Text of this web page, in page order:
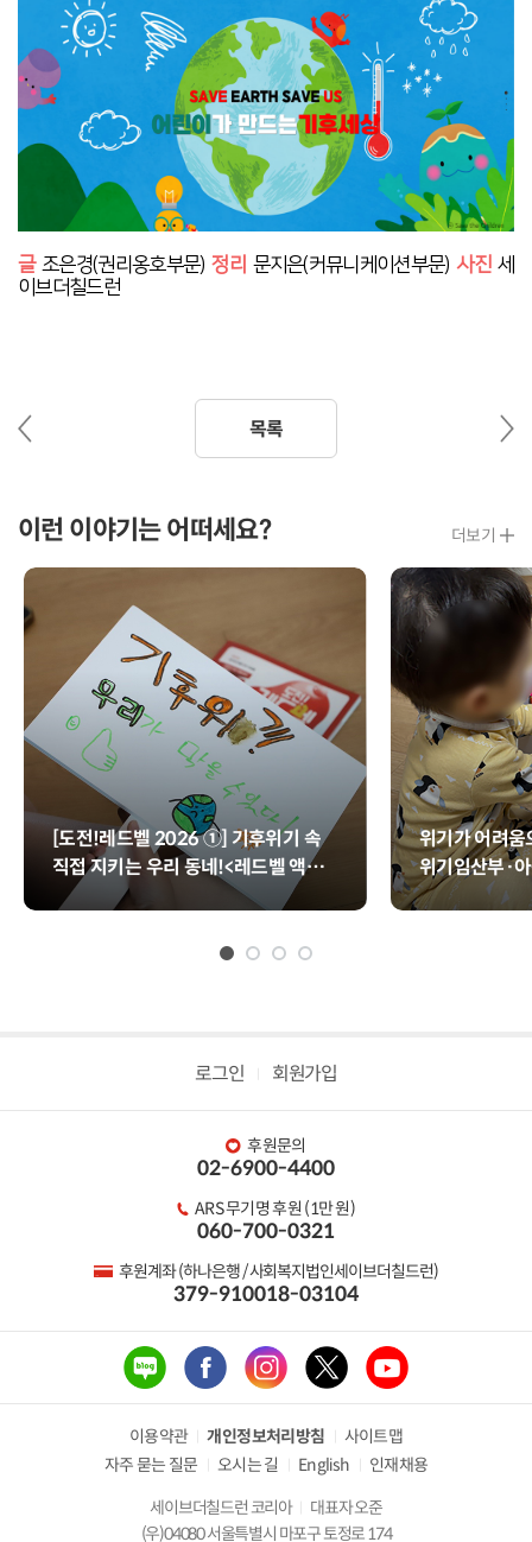
글조은경(권리옹호부문)정리 문지은(커뮤니케이션부문)사진세
이브더칠드런
목록
이런 이야기는 어떠세요? 더보기
[도전!레드벨 2026 ①] 기후위기 속
직접 지키는 우리 동네!<레드벨 액션>
📢
위기가 어려움
위기임산부·
업>
로그인 회원가입
후원문의
02-6900-4400
ARS 무기명 후원 (1만 원)
060-700-0321
후원계좌 (하나은행 / 사회복지법인세이브더칠드런)
379-910018-03104
이용약관 개인정보처리방침
사이트맵
자주 묻는 질문
오시는 길 English
인재채용
세이브더칠드런 코리아
대표자 오준
(우)04080 서울특별시 마포구 토정로 174